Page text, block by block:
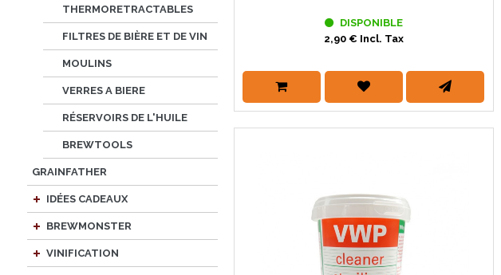
THERMORETRACTABLES
FILTRES DE BIÈRE ET DE VIN
MOULINS
VERRES A BIERE
RÉSERVOIRS DE L'HUILE
BREWTOOLS
GRAINFATHER
IDÉES CADEAUX
BREWMONSTER
VINIFICATION
DISPONIBLE
2,90 € Incl. Tax